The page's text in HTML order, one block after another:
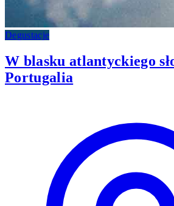
Degustacje
W blasku atlantyckiego
Portugalia